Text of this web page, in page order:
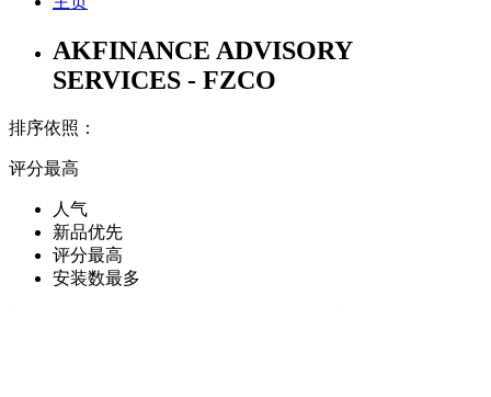
AKFINANCE ADVISORY
SERVICES - FZCO
排序依照：
评分最高
人气
新品优先
评分最高
安装数最多